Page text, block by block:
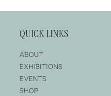
QUICK LINKS
ABOUT
EXHIBITIONS
EVENTS
SHOP